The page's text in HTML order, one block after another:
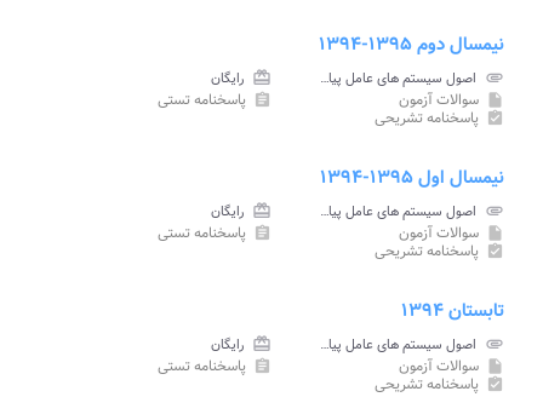
نیمسال دوم ۱۳۹۵-۱۳۹۴
attachment اصول سیستم های عامل پیام نور card_giftcard رایگان
insert_drive_file سوالات آزمون assignment پاسخنامه تستی
assignment_turned_in پاسخنامه تشریحی
نیمسال اول ۱۳۹۵-۱۳۹۴
attachment اصول سیستم های عامل پیام نور card_giftcard رایگان
insert_drive_file سوالات آزمون assignment پاسخنامه تستی
assignment_turned_in پاسخنامه تشریحی
تابستان ۱۳۹۴
attachment اصول سیستم های عامل پیام نور card_giftcard رایگان
insert_drive_file سوالات آزمون assignment پاسخنامه تستی
assignment_turned_in پاسخنامه تشریحی